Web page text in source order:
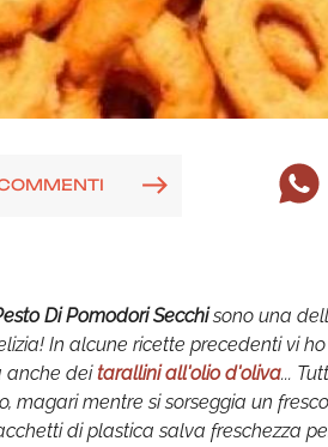
Di Pomodori Secchisono una
In alcune ricette precedenti vi
anche deitarallini all'olio d'oliva...
magari mentre si sorseggia un fresco
di plastica salva freschezza